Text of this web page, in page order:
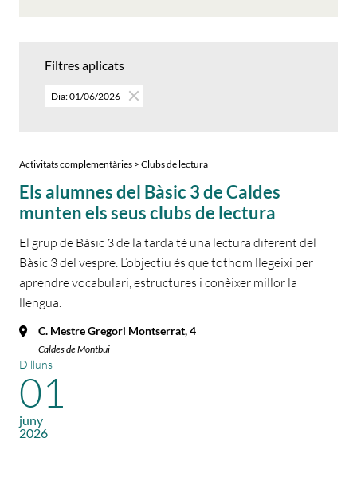
Filtres aplicats
Dia: 01/06/2026
Activitats complementàries > Clubs de lectura
Els alumnes del Bàsic 3 de Caldes
munten els seus clubs de lectura
El grup de Bàsic 3 de la tarda té una lectura diferent del
Bàsic 3 del vespre. L’objectiu és que tothom llegeixi per
aprendre vocabulari, estructures i conèixer millor la
llengua.
C. Mestre Gregori Montserrat, 4
Caldes de Montbui
Dilluns
01
juny
2026